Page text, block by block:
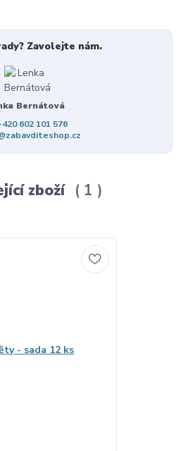
Zavolejte nám.
Bernátová
602 101 576
zboží 1